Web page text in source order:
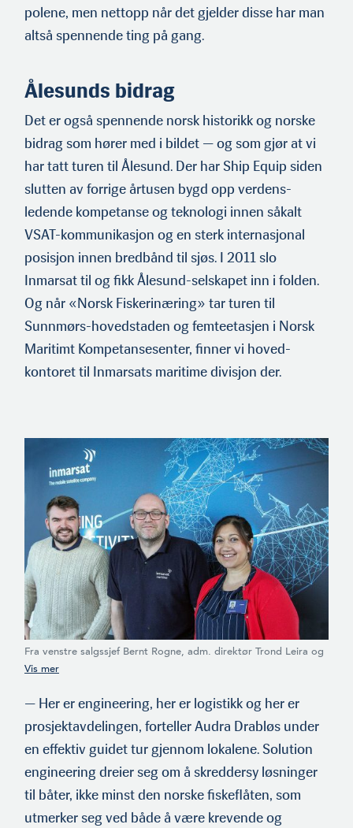
polene, men nettopp når det gjelder disse har man
altså spennende ting på gang.
Ålesunds bidrag
Det er også spennende norsk historikk og norske
bidrag som hører med i bildet — og som gjør at vi
har tatt turen til Ålesund. Der har Ship Equip siden
slutten av forrige årtusen bygd opp verdens­
ledende kompetanse og teknologi innen såkalt
VSAT-kommunikasjon og en sterk internasjonal
posisjon innen bredbånd til sjøs. I 2011 slo
Inmarsat til og fikk Ålesund-selskapet inn i folden.
Og når «Norsk Fiskerinæring» tar turen til
Sunnmørs-hovedstaden og femteetasjen i Norsk
Maritimt Kompetansesenter, finner vi hoved­
kontoret til Inmarsats maritime divisjon der.
Fra venstre salgssjef Bernt Rogne, adm. direktør Trond Leira og
utviklingsdirektør Audra Drabløs på møterommet til Inmarsat
Houston. (Foto: HMS)
— Her er engineering, her er logistikk og her er
prosjektavde­lingen, forteller Audra Drabløs under
en effektiv guidet tur gjennom lokalene. Solution
engineering dreier seg om å skreddersy løsninger
til båter, ikke minst den norske fiskeflåten, som
utmerker seg ved både å være krevende og